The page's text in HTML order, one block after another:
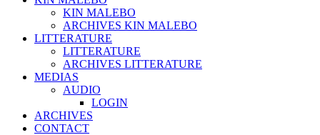
KIN MALEBO
ARCHIVES KIN MALEBO
LITTERATURE
LITTERATURE
ARCHIVES LITTERATURE
MEDIAS
AUDIO
LOGIN
ARCHIVES
CONTACT